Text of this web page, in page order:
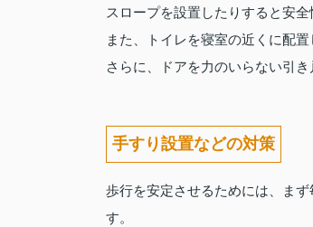
スロープを設置したりすると安全
また、トイレを寝室の近くに配
さらに、ドアを力のいらない引
手すり設置などの対策
歩行を安定させるためには、ま
す。